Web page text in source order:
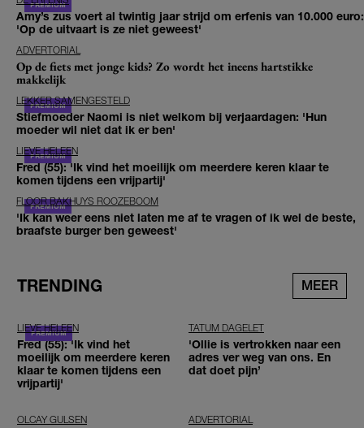
Amy’s zus voert al twintig jaar strijd om erfenis van 10.000 euro:
'Op de uitvaart is ze niet geweest'
ADVERTORIAL
Op de fiets met jonge kids? Zo wordt het ineens hartstikke
makkelijk
LEKKER SAMENGESTELD
Stiefmoeder Naomi is niet welkom bij verjaardagen: 'Hun
moeder wil niet dat ik er ben'
LIEVE HELEEN
Fred (55): 'Ik vind het moeilijk om meerdere keren klaar te
komen tijdens een vrijpartij'
FLOOR BAKHUYS ROOZEBOOM
'Ik kan weer eens niet laten me af te vragen of ik wel de beste,
braafste burger ben geweest'
TRENDING MEER
LIEVE HELEEN
Fred (55): 'Ik vind het
moeilijk om meerdere keren
klaar te komen tijdens een
vrijpartij'
TATUM DAGELET
'Ollie is vertrokken naar een
adres ver weg van ons. En
dat doet pijn’
OLCAY GULSEN ADVERTORIAL